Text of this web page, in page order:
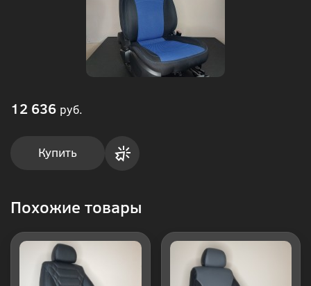
12 636 руб.
Купить
Похожие товары